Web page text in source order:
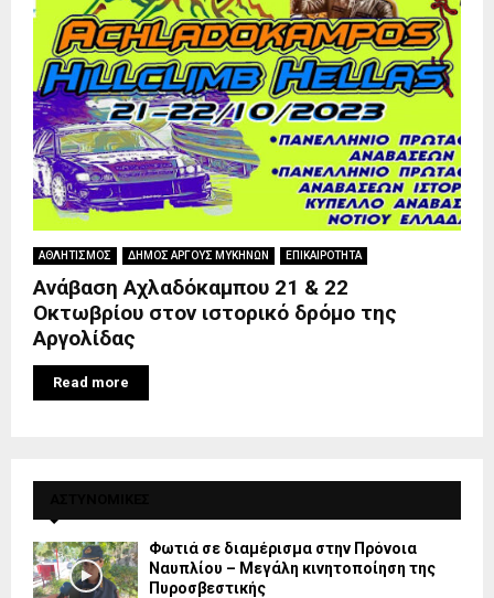
ΑΘΛΗΤΙΣΜΟΣ ΔΗΜΟΣ ΑΡΓΟΥΣ ΜΥΚΗΝΩΝ ΕΠΙΚΑΙΡΟΤΗΤΑ
Ανάβαση Αχλαδόκαμπου 21 & 22
Οκτωβρίου στον ιστορικό δρόμο της
Αργολίδας
Read more
Φωτιά σε διαμέρισμα στην Πρόνοια
Ναυπλίου – Μεγάλη κινητοποίηση της
Πυροσβεστικής